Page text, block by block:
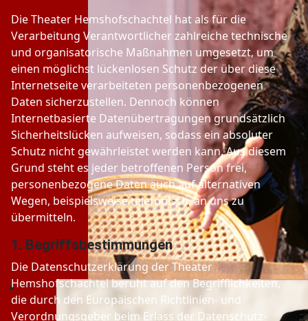
Die Theater Hemshofschachtel hat als für die
Verarbeitung Verantwortlicher zahlreiche technische
und organisatorische Maßnahmen umgesetzt, um
einen möglichst lückenlosen Schutz der über diese
Internetseite verarbeiteten personenbezogenen
Daten sicherzustellen. Dennoch können
Internetbasierte Datenübertragungen grundsätzlich
Sicherheitslücken aufweisen, sodass ein absoluter
Schutz nicht gewährleistet werden kann. Aus diesem
Grund steht es jeder betroffenen Person frei,
personenbezogene Daten auch auf alternativen
Wegen, beispielsweise telefonisch, an uns zu
übermitteln.
1. Begriffsbestimmungen
Die Datenschutzerklärung der Theater
Hemshofschachtel beruht auf den Begrifflichkeiten,
die durch den Europäischen Richtlinien- und
Verordnungsgeber beim Erlass der Datenschutz-